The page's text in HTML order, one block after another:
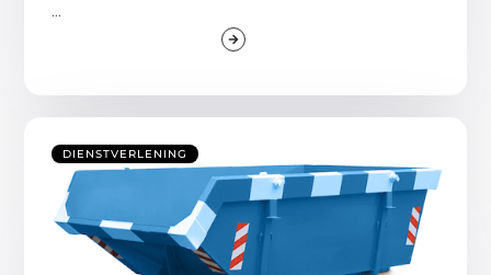
...
DIENSTVERLENING